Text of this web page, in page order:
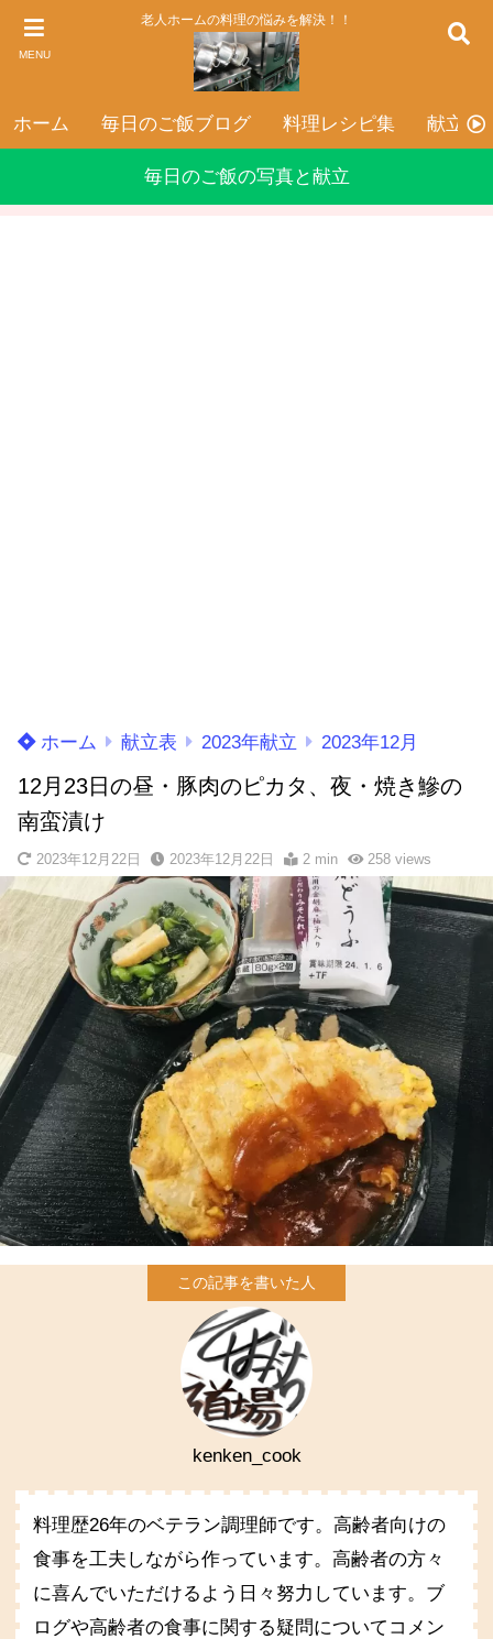
MENU
老人ホームの料理の悩みを解決！！
ホーム 毎日のご飯ブログ 料理レシピ集 献立表
毎日のご飯の写真と献立
ホーム 献立表 2023年献立 2023年12月
12月23日の昼・豚肉のピカタ、夜・焼き鰺の
南蛮漬け
2023年12月22日 2023年12月22日 2 min 258views
kenken_cook
料理歴26年のベテラン調理師です。高齢者向けの
食事を工夫しながら作っています。高齢者の方々
に喜んでいただけるよう日々努力しています。ブ
ログや高齢者の食事に関する疑問についてコメン